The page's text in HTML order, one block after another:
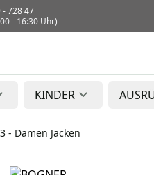
- 728 47
- 16:30 Uhr)
KINDER
- Damen Jacken